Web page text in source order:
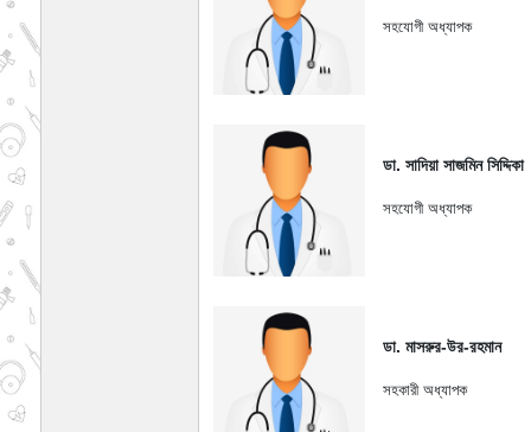
সহযোগী অধ্যাপক
ডা. সাদিয়া সাজমিন সিদ্দিকা
সহযোগী অধ্যাপক
ডা. মাসরুর-উর-রহমান
সহকারী অধ্যাপক